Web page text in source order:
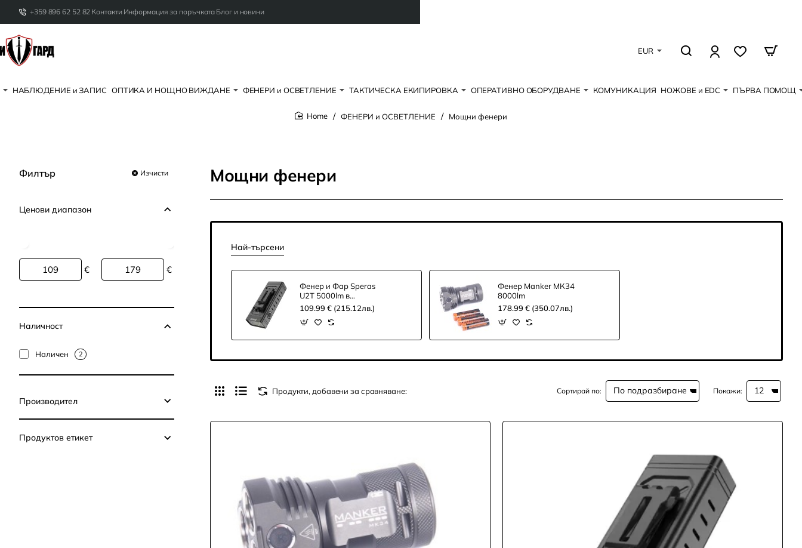
+359 896 62 52 82 Контакти Информация за поръчката Блог и новини
EUR
НАБЛЮДЕНИЕ и ЗАПИС ОПТИКА И НОЩНО ВИЖДАНЕ ФЕНЕРИ и ОСВЕТЛЕНИЕ ТАКТИЧЕСКА ЕКИПИРОВКА ОПЕРАТИВНО ОБОРУДВАНЕ КОМУНИКАЦИЯ НОЖОВЕ и EDC ПЪРВА ПОМОЩ
ФЕНЕРИ и ОСВЕТЛЕНИЕ Мощни фенери
Филтър Изчисти
Ценoви диапазон
€ €
Наличност
Наличен 2
Производител
Продуктов етикет
Мощни фенери
Най-търсени
Фенер и Фар Speras
U2T 5000lm в
комплект с
дистанционно
109.99 € (215.12лв.)
Фенер Manker МК34
8000lm
178.99 € (350.07лв.)
Продукти, добавени за сравняване: Сортирай по: Покажи: